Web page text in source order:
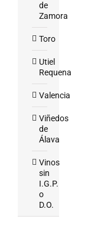
de
Zamora
Toro
Utiel
Requena
Valencia
Viñedos
de
Álava
Vinos
sin
I.G.P.
o
D.O.